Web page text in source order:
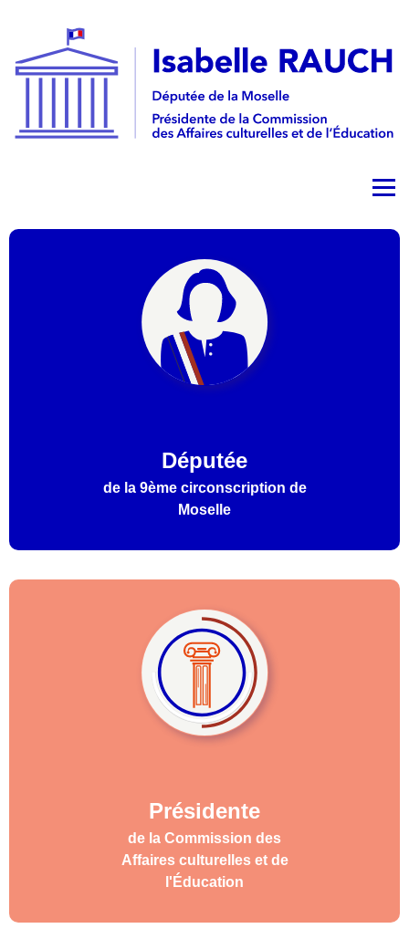
Députée
de la 9ème circonscription de
Moselle
Présidente
de la Commission des
Affaires culturelles et de
l'Éducation